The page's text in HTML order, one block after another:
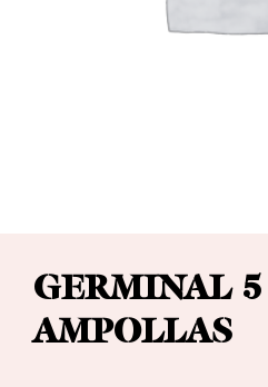
GERMINAL 5
AMPOLLAS